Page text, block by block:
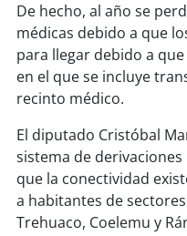
soyquillota
soysanantonio
soy chillán
soysancarlos
soytalcahuano
De hecho, al año se
médicas debido a que
para llegar debido a
en el que se incluye
recinto médico.
El diputado Cristóbal
sistema de derivaciones
que la conectividad
a habitantes de
Trehuaco, Coelemu y